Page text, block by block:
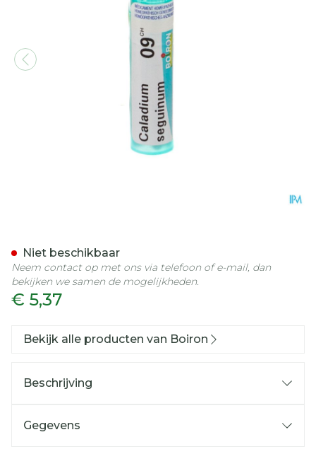
€ 5,37
Niet beschikbaar
Neem contact op met ons via telefoon of e-mail, dan
bekijken we samen de mogelijkheden.
Bekijk alle producten van Boiron
Beschrijving
Gegevens